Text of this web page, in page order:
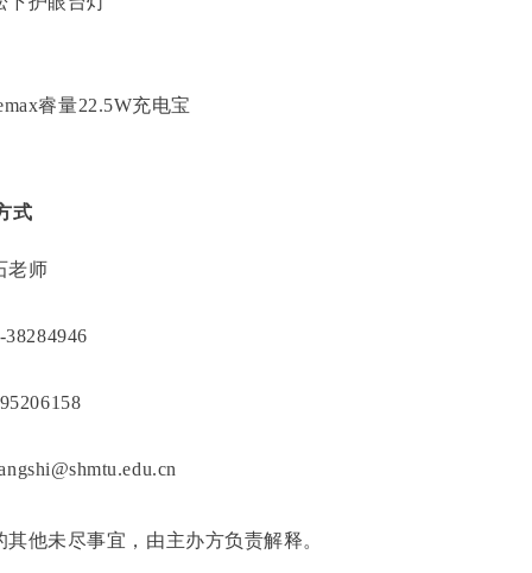
睿量22.5W充电宝
式
老师
38284946
其他未尽事宜，由主办方负责解释。